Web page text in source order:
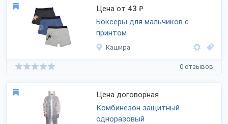
Цена от 43 ₽
Боксеры для мальчиков с
принтом
Кашира
0 отзывов
Цена договорная
Комбинезон защитный
одноразовый